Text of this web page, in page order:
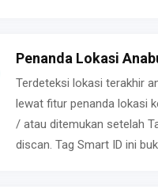
Penanda Lokasi
Terdeteksi lokasi terakhir
lewat fitur penanda lokasi
/ atau ditemukan setelah
discan. Tag Smart ID ini